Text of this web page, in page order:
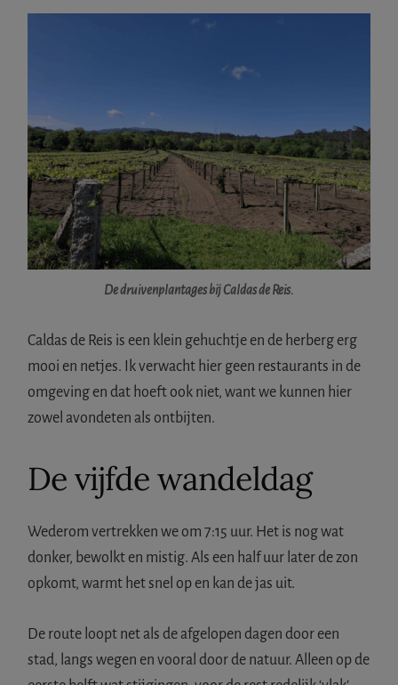
De druivenplantages bij Caldas de Reis.
Caldas de Reis is een klein gehuchtje en de herberg erg
mooi en netjes. Ik verwacht hier geen restaurants in de
omgeving en dat hoeft ook niet, want we kunnen hier
zowel avondeten als ontbijten.
De vijfde wandeldag
Wederom vertrekken we om 7:15 uur. Het is nog wat
donker, bewolkt en mistig. Als een half uur later de zon
opkomt, warmt het snel op en kan de jas uit.
De route loopt net als de afgelopen dagen door een
stad, langs wegen en vooral door de natuur. Alleen op de